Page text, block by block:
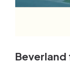
Beverland